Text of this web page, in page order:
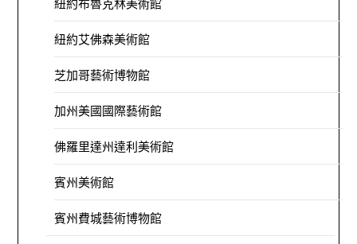
紐約布魯克林美術館
紐約艾佛森美術館
芝加哥藝術博物館
加州美國國際藝術館
佛羅里達州達利美術館
賓州美術館
賓州費城藝術博物館